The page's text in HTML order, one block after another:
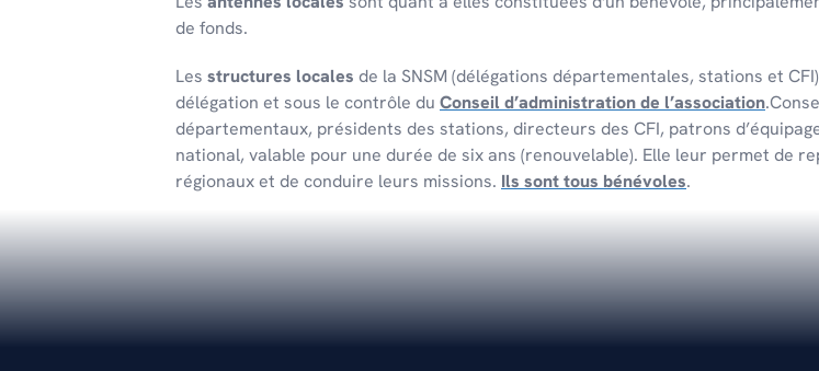
de fonds.
Les structures locales de la SNSM (délégations départementales, stations et
délégation et sous le contrôle du Conseil d’administration de l’association
départementaux, présidents des stations, directeurs des CFI, patrons
national, valable pour une durée de six ans (renouvelable). Elle leur permet de
régionaux et de conduire leurs missions. Ils sont tous bénévoles.